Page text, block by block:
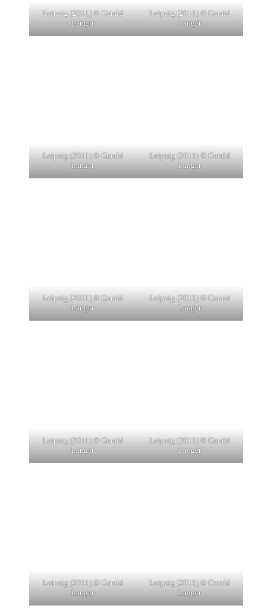
Leipzig (2011) © Gerald
Langer
Leipzig (2011) © Gerald
Langer
Leipzig (2011) © Gerald
Langer
Leipzig (2011) © Gerald
Langer
Leipzig (2011) © Gerald
Langer
Leipzig (2011) © Gerald
Langer
Leipzig (2011) © Gerald
Langer
Leipzig (2011) © Gerald
Langer
Leipzig (2011) © Gerald
Langer
Leipzig (2011) © Gerald
Langer